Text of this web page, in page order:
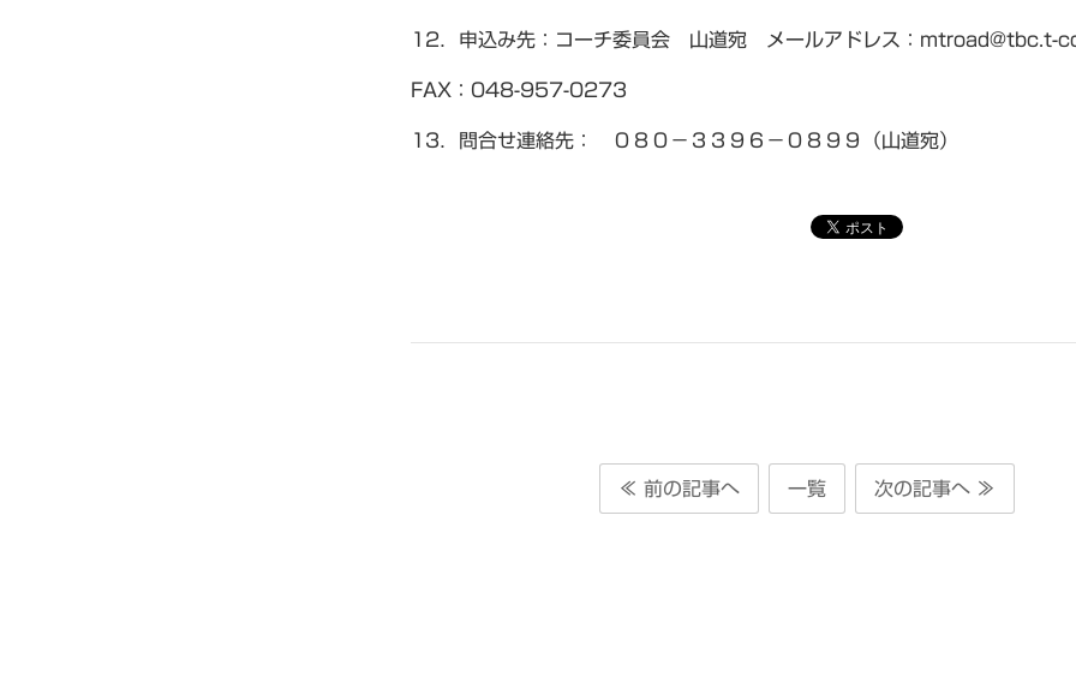
12．申込み先：コーチ委員会 山道宛 メールアドレス：mtroad@tbc.t-
FAX：048-957-0273
13．問合せ連絡先： ０８０－３３９６－０８９９（山道宛）
≪ 前の記事へ 一覧 次の記事へ ≫